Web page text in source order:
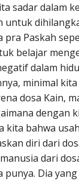
sadar dalam
untuk
pra Paskah
belajar
dalam
minimal
dosa Kain,
dengan
kita bahwa
diri dari
dari
punya. Dia